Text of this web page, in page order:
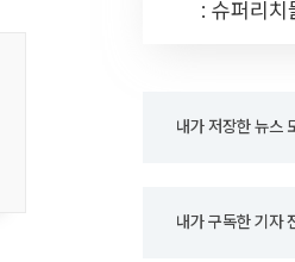
: 슈퍼리
내가 저장한 뉴스
내가 구독한 기자